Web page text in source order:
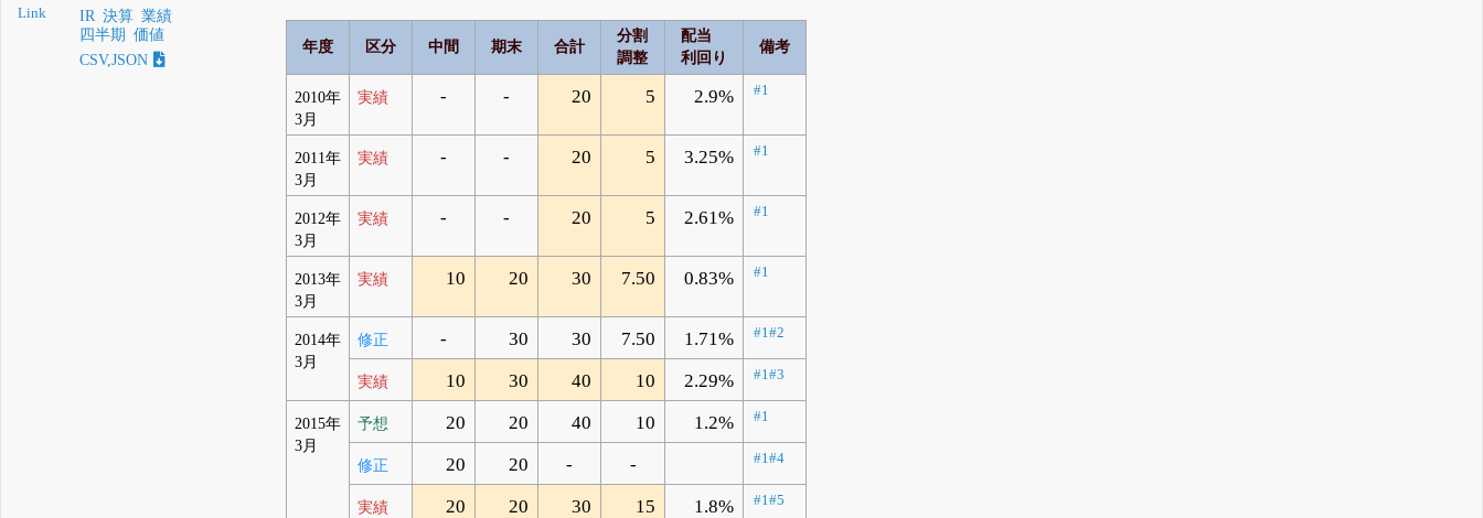
Link IR 決算 業績
四半期 価値
CSV,JSON
年度 区分 中間 期末 合計
分割
調整
配当
利回り
備考
2010年
3月
実績 - - 20 5 2.9% #1
2011年
3月
実績 - - 20 5 3.25% #1
2012年
3月
実績 - - 20 5 2.61% #1
2013年
3月
実績 10 20 30 7.50 0.83% #1
2014年
3月
修正 - 30 30 7.50 1.71% #1#2
実績 10 30 40 10 2.29% #1#3
2015年
3月
予想 20 20 40 10 1.2% #1
修正 20 20 - - #1#4
実績 20 20 30 15 1.8% #1#5